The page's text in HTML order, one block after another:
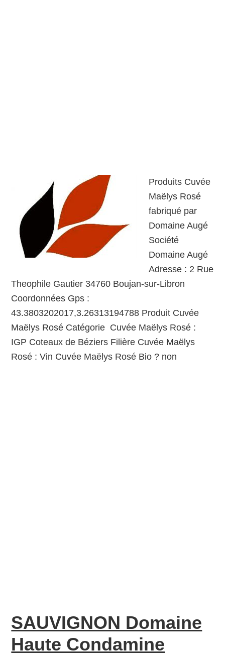
Produits Cuvée
Maëlys Rosé
fabriqué par
Domaine Augé
Société
Domaine Augé
Adresse : 2 Rue
Theophile Gautier 34760 Boujan-sur-Libron
Coordonnées Gps :
43.3803202017,3.26313194788 Produit Cuvée
Maëlys Rosé Catégorie Cuvée Maëlys Rosé :
IGP Coteaux de Béziers Filière Cuvée Maëlys
Rosé : Vin Cuvée Maëlys Rosé Bio ? non
SAUVIGNON Domaine
Haute Condamine